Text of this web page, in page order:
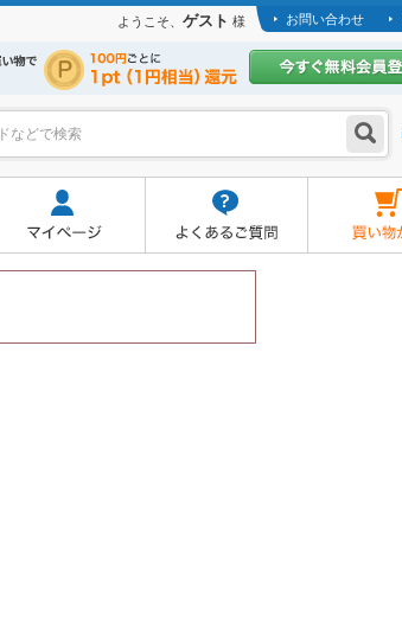
ようこそ、 ゲスト 様 お問い合わせ